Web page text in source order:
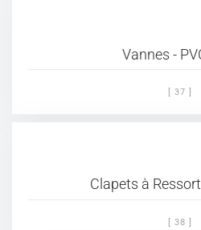
Vannes -
[ 37 ]
Clapets à
[ 38 ]